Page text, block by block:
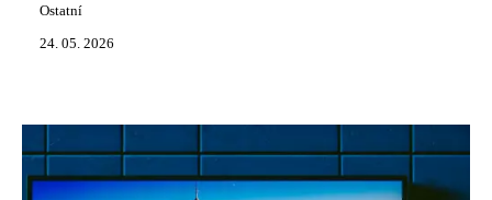
Ostatní
24. 05. 2026